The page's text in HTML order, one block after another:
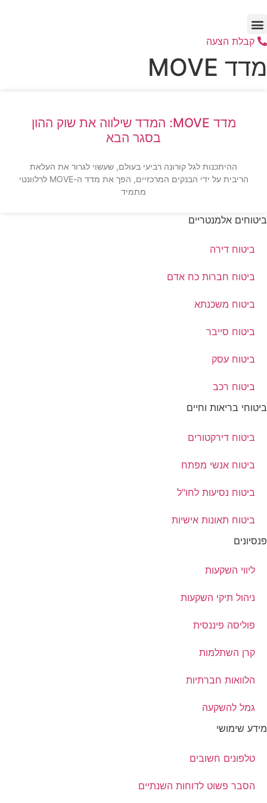
לתוכן
קבלת הצעה
מדד MOVE
מדד MOVE: המדד שילווה את שוק ההון
בסגר הבא
ההיתכנות לגל קורונה רביעי בעולם, שעשוי לגרור את העלאת
הריבית על ידי הבנקים המרכזיים, הפך את מדד ה-MOVE לרלוונטי
מתמיד
ביטוחים אלמנטריים
ביטוח דירה
ביטוח חברות כח אדם
ביטוח משכנתא
ביטוח סייבר
ביטוח עסק
ביטוח רכב
ביטוחי בריאות וחיים
ביטוח דירקטורים
ביטוח אנשי מפתח
ביטוח נסיעות לחו"ל
ביטוח תאונות אישיות
פנסיונים
ליווי השקעות
ניהול תיקי השקעות
פוליסה פיננסית
קרן השתלמות
הלוואות חברתיות
גמל להשקעה
מידע שימושי
טלפונים חשובים
הסבר פשוט לדוחות השנתיים